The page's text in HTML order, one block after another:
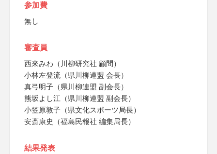
参加費
無し
審査員
西來みわ（川柳研究社 顧問）
小林左登流（県川柳連盟 会長）
真弓明子（県川柳連盟 副会長）
熊坂よし江（県川柳連盟 副会長）
小笠原敦子（県文化スポーツ局長）
安斎康史（福島民報社 編集局長）
結果発表